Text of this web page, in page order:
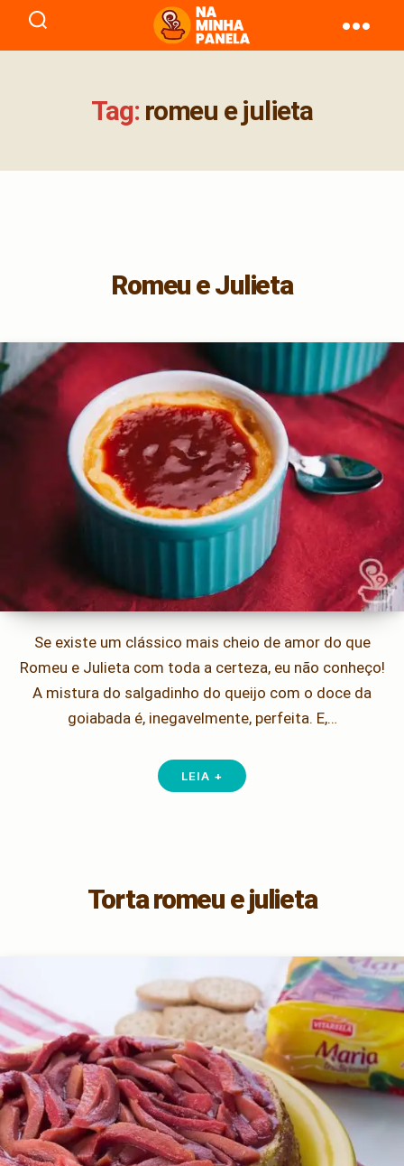
naminhapanela.com
Tag: romeu e julieta
Romeu e Julieta
Se existe um clássico mais cheio de amor do que
Romeu e Julieta com toda a certeza, eu não conheço!
A mistura do salgadinho do queijo com o doce da
goiabada é, inegavelmente, perfeita. E,…
LEIA +
Torta romeu e julieta